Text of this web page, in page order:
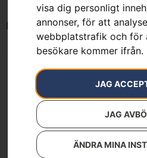
visa dig personligt
annonser, för att
webbplatstrafik och för
besökare kommer ifrån.
JAG
JAG
ÄNDRA MINA
Endast ett sökresultat